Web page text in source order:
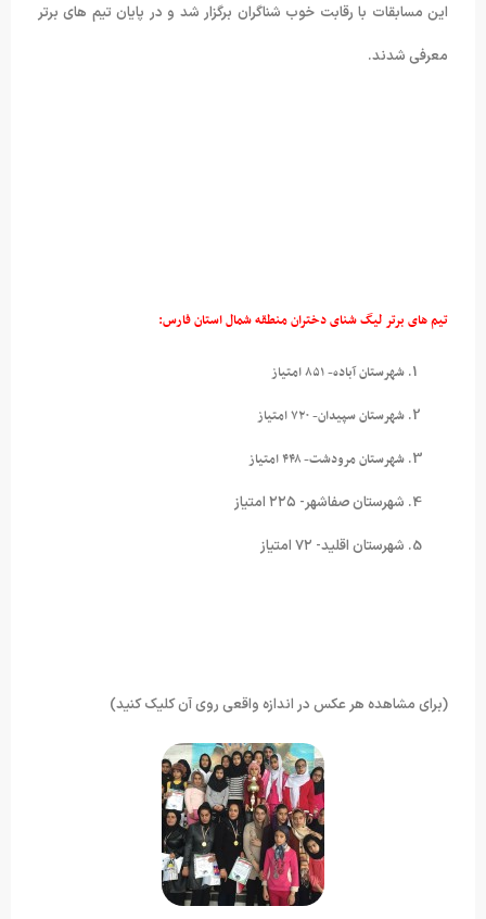
این مسابقات با رقابت خوب شناگران برگزار شد و در پایان تیم های برتر
معرفی شدند.
تیم های برتر لیگ شنای دختران منطقه شمال استان فارس:
شهرستان آباده- ۸۵۱ امتیاز
شهرستان سپیدان- ۷۲۰ امتیاز
شهرستان مرودشت- ۴۴۸ امتیاز
شهرستان صفاشهر- ۲۲۵ امتیاز
شهرستان اقلید- ۷۲ امتیاز
(برای مشاهده هر عکس در اندازه واقعی روی آن کلیک کنید)